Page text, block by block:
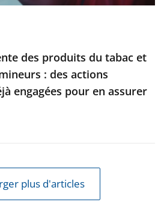
des produits du tabac et
: des actions
engagées pour en assurer
plus d'articles